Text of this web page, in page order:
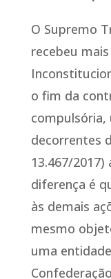
O Supremo
recebeu
o fim da
compulsória,
decorrentes
13.467/
diferença é
às demais
mesmo
uma